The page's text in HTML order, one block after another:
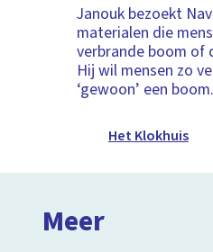
Janouk bezoekt
materialen die
verbrande boom of
Hij wil mensen zo
‘gewoon’ een boom.
Het Klokhuis
Meer